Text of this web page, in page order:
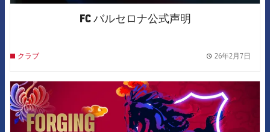
FC バルセロナ公式声明
クラブ 26年2月7日
FCB Barcelona badge